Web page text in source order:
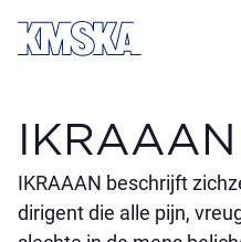
Ga naar hoofdinhoud
IKRAAAN
IKRAAAN beschrijft
dirigent die alle pijn,